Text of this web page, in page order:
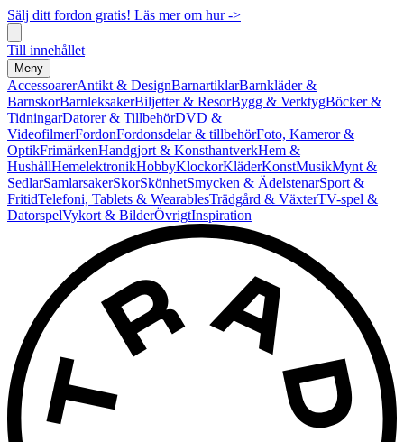
Sälj ditt fordon gratis! Läs mer om hur ->
Till innehållet
Meny
AccessoarerAntikt & DesignBarnartiklarBarnkläder &
BarnskorBarnleksakerBiljetter & ResorBygg & VerktygBöcker &
TidningarDatorer & TillbehörDVD &
VideofilmerFordonFordonsdelar & tillbehörFoto, Kameror &
OptikFrimärkenHandgjort & KonsthantverkHem &
HushållHemelektronikHobbyKlockorKläderKonstMusikMynt &
SedlarSamlarsakerSkorSkönhetSmycken & ÄdelstenarSport &
FritidTelefoni, Tablets & WearablesTrädgård & VäxterTV-spel &
DatorspelVykort & BilderÖvrigtInspiration